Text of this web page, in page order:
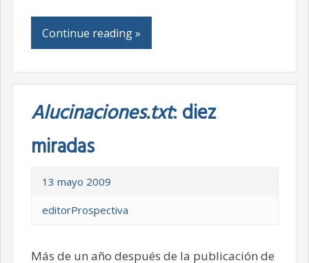
Continue reading »
Alucinaciones.txt: diez
miradas
13 mayo 2009
editorProspectiva
Más de un año después de la publicación de